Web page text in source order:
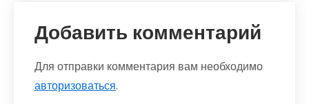
Добавить комментарий
Для отправки комментария вам необходимо
авторизоваться.